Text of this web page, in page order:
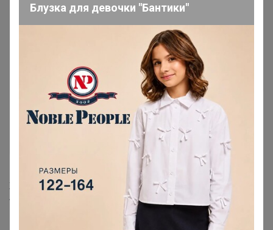
1 806р
Женский 3D-бюстгальтер,
легкое бесшовное нижнее
560р
Бесшовные трусы AIRism
(трусы с обычной талией) В
НАЛИЧИИ 3XL 1шт 479198
Блузка для девочки "Бантики"